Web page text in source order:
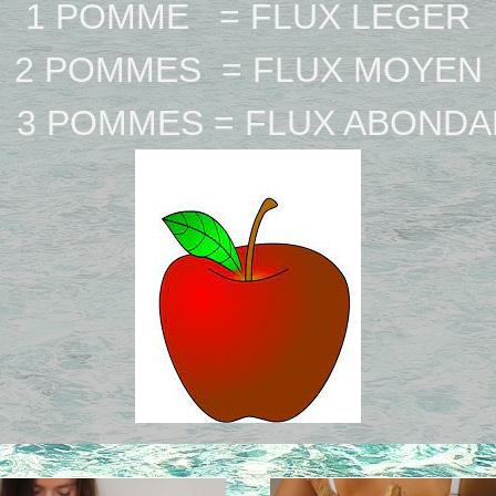
1 POMME = FLUX LEGER
2 POMMES = FLUX MOYEN
= FLUX